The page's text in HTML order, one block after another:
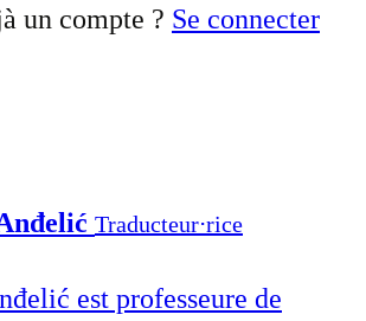
un compte ? Se connecter
Traducteur⋅rice
est professeure de